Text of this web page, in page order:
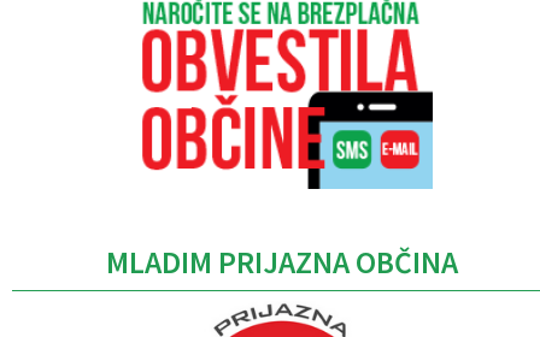
MLADIM PRIJAZNA OBČINA